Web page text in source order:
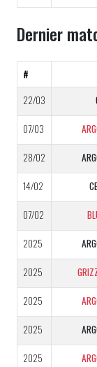
Dernier
#
22/03
07/03
28/02
14/02
07/02
2025
2025
2025
2025
2025